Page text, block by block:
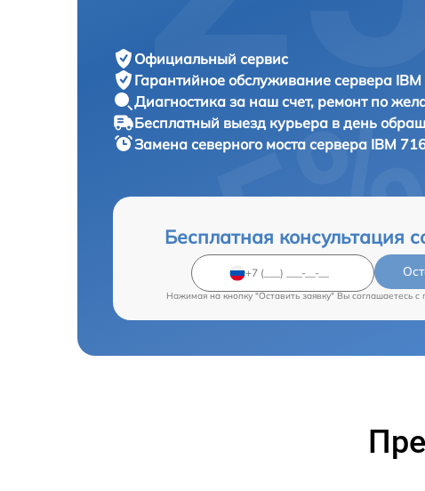
Официальный сервис
Гарантийное обслуживание сервера IBM
Диагностика за наш счет, ремонт по
Бесплатный выезд курьера в день
Замена северного моста сервера IBM
Бесплатная консультация
Нажимая на кнопку "Оставить заявку" Вы соглашаетесь c